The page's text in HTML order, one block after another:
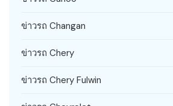
ข่าวรถ Changan
ข่าวรถ Chery
ข่าวรถ Chery Fulwin